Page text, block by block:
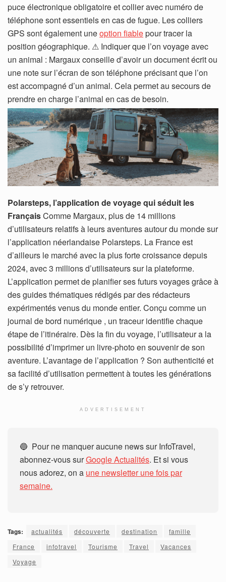
puce électronique obligatoire et collier avec numéro de
téléphone sont essentiels en cas de fugue. Les colliers
GPS sont également uneoption fiablepour tracer la
position géographique. ⚠ Indiquer que l’on voyage avec
un animal : Margaux conseille d’avoir un document écrit ou
une note sur l’écran de son téléphone précisant que l’on
est accompagné d’un animal. Cela permet au secours de
prendre en charge l’animal en cas de besoin.
Polarsteps, l’application de voyage qui séduit les
FrançaisComme Margaux, plus de 14 millions
d’utilisateurs relatifs à leurs aventures autour du monde sur
l’application néerlandaise Polarsteps. La France est
d’ailleurs le marché avec la plus forte croissance depuis
2024, avec 3 millions d’utilisateurs sur la plateforme.
L’application permet de planifier ses futurs voyages grâce à
des guides thématiques rédigés par des rédacteurs
expérimentés venus du monde entier. Conçu comme un
journal de bord numérique , un traceur identifie chaque
étape de l’itinéraire. Dès la fin du voyage, l’utilisateur a la
possibilité d’imprimer un livre-photo en souvenir de son
aventure. L’avantage de l’application ? Son authenticité et
sa facilité d’utilisation permettent à toutes les générations
de s’y retrouver.
ADVERTISEMENT
🔵 Pour ne manquer aucune news sur InfoTravel,
abonnez-vous surGoogle Actualités. Et si vous
nous adorez, on a une newsletter une fois par
semaine.
Tags: actualités découverte destination
famille
France
infotravel Tourisme Travel
Vacances
Voyage